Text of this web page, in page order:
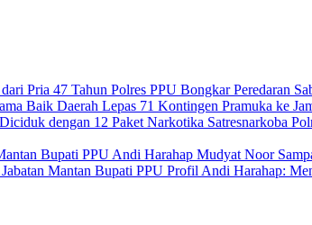
Polres PPU Bongkar Peredaran
Lepas 71 Kontingen Pramuka ke
Satresnarkoba
Mudyat Noor
Profil Andi Harahap: